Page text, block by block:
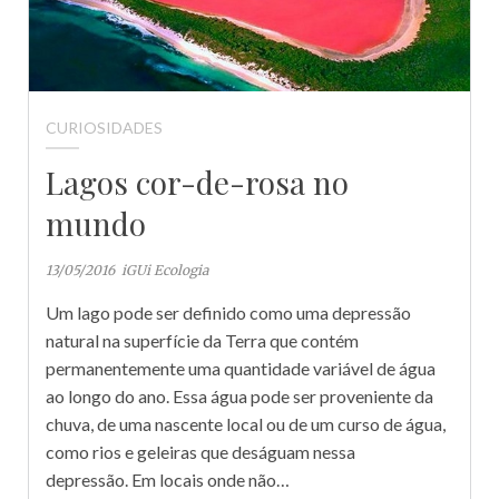
CURIOSIDADES
Lagos cor-de-rosa no
mundo
13/05/2016 iGUi Ecologia
Um lago pode ser definido como uma depressão
natural na superfície da Terra que contém
permanentemente uma quantidade variável de água
ao longo do ano. Essa água pode ser proveniente da
chuva, de uma nascente local ou de um curso de água,
como rios e geleiras que deságuam nessa
depressão. Em locais onde não…